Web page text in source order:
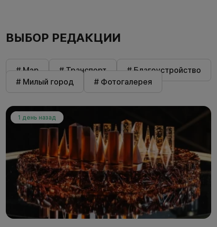
ВЫБОР РЕДАКЦИИ
# Мэр # Транспорт
# Благоустройство
# Милый город
# Фотогалерея
1 день назад